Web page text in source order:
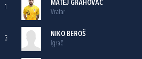
1
MATEJ GRAHOVAC
Vratar
3
NIKO BEROŠ
Igrač